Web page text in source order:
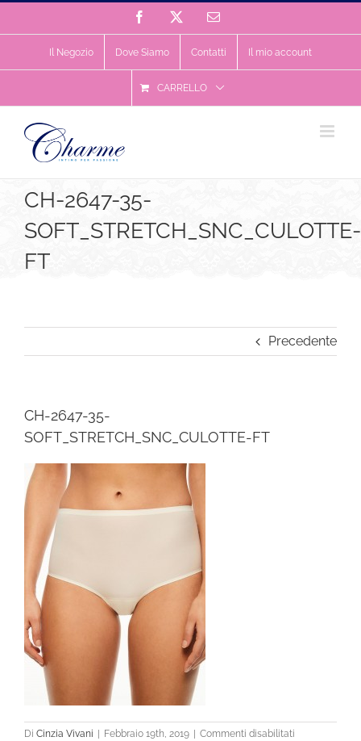
contenuto
Facebook Email
Il Negozio Dove Siamo Contatti Il mio account
CARRELLO
CH-2647-35-
SOFT_STRETCH_SNC_CULOTTE-
FT
Precedente
CH-2647-35-
SOFT_STRETCH_SNC_CULOTTE-FT
Di Cinzia Vivani Febbraio 19th, 2019 Commenti disabilitati